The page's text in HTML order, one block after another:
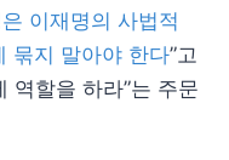
이재명의 사법적
묶지 말아야 한다”고
역할을 하라”는 주문